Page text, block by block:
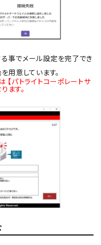
事でメール設定を完了でき
』を用意しています。
【パトライトコーポレートサ
ます。